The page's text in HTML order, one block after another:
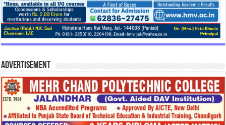
Advertisement